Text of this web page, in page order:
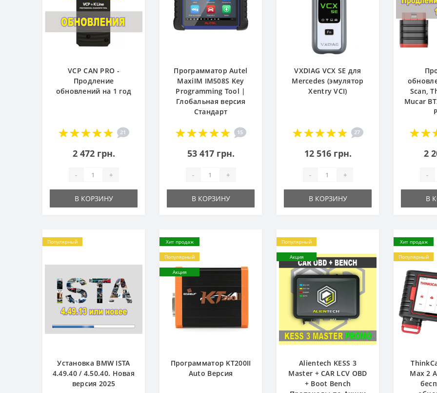
VCP CAN PRO -
Продление
обновлений на 1 год
21
2 472 грн.
- +
В КОРЗИНУ
Программатор Autel
MaxiIM IM508S Key
Programming Tool |
Глобальная версия
Стандарт
15
53 417 грн.
- +
В КОРЗИНУ
VXDIAG VCX SE для
Mercedes (эмулятор
Xentry VCI)
27
12 516 грн.
- +
В КОРЗИНУ
Scan,
Mucar
2
-
В
Популярный
Установка BMW ISTA
4.49.40 / 4.50.40. Новая
версия 2025
Хит продаж
Популярный
Акция
Программатор KT200II
Auto Версия
Популярный
Акция
Alientech KESS 3
Master + CAR LCV OBD
+ Boot Bench
Хит продаж
Популярный
Max 2